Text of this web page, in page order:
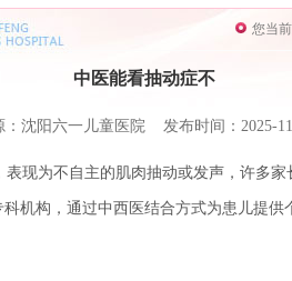
您当
中医能看抽动症不
：沈阳六一儿童医院 发布时间：2025-
现为不自主的肌肉抽动或发声，许多家
机构，通过中西医结合方式为患儿提